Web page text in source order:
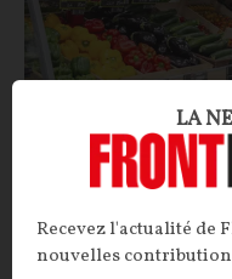
La grande
dos des
ARTICLE.D’après un
distribution
LA
Recevez l'actualité de
nouvelles